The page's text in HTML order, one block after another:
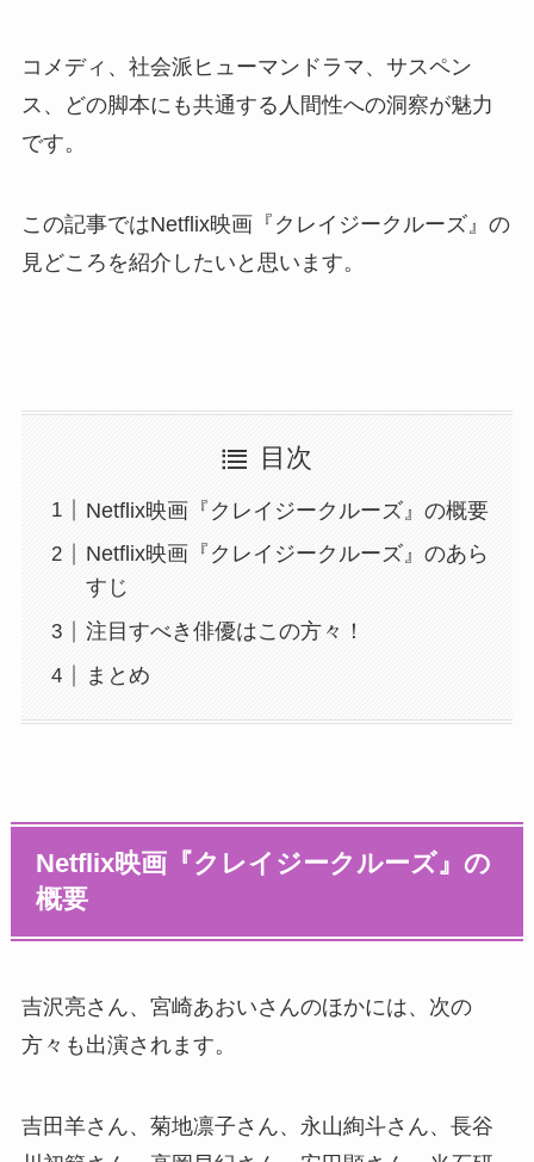
コメディ、社会派ヒューマンドラマ、サスペン
ス、どの脚本にも共通する人間性への洞察が魅力
です。
この記事ではNetflix映画『クレイジークルーズ』の
見どころを紹介したいと思います。
目次
Netflix映画『クレイジークルーズ』の概要
Netflix映画『クレイジークルーズ』のあら
すじ
注目すべき俳優はこの方々！
まとめ
Netflix映画『クレイジークルーズ』の
概要
吉沢亮さん、宮崎あおいさんのほかには、次の
方々も出演されます。
吉田羊さん、菊地凛子さん、永山絢斗さん、長谷